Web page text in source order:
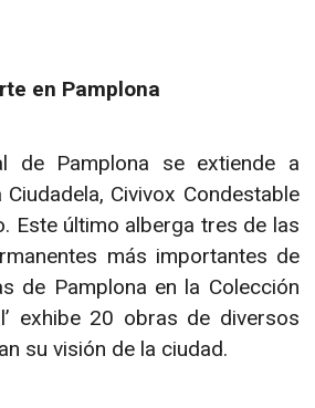
en Pamplona
de Pamplona se extiende a
Civivox Condestable
Este último alberga tres de las
más importantes de
de Pamplona en la Colección
exhibe 20 obras de diversos
su visión de la ciudad.